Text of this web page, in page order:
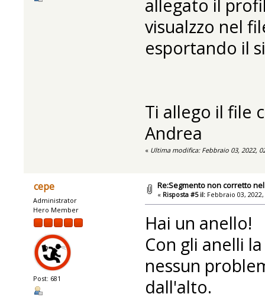
allegato il
visualzzo nel
esportando il
Ti allego il file
Andrea
« Ultima modifica: Febbraio 03, 2022,
cepe
Administrator
Hero Member
Post: 681
Re:Segmento non corretto
« Risposta #5 il: Febbraio 03,
Hai un anello!
Con gli anelli
nessun
dall'alto.